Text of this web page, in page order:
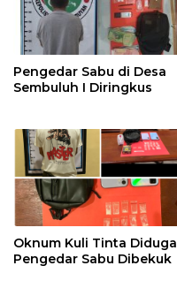
Pengedar Sabu di Desa
Sembuluh I Diringkus
Oknum Kuli Tinta Diduga
Pengedar Sabu Dibekuk